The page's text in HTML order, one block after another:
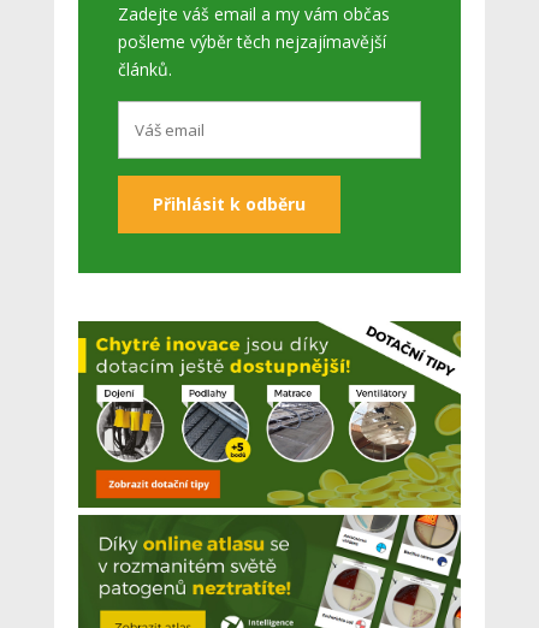
Zadejte váš email a my vám občas
pošleme výběr těch nejzajímavější
článků.